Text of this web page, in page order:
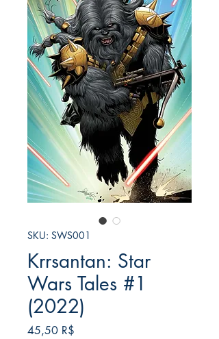
SKU: SWS001
Krrsantan: Star
Wars Tales #1
(2022)
45,50 R$